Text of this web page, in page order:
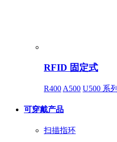
RFID 固定式
R400 A500 U500 系列
可穿戴产品
扫描指环